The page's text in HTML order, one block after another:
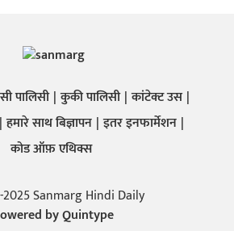
पालिसी कुकी पालिसी कांटेक्ट उस
हमारे साथ बिज्ञापन इतर इनफार्मेशन
कोड ऑफ़ एथिक्स
Sanmarg Hindi Daily
byQuintype